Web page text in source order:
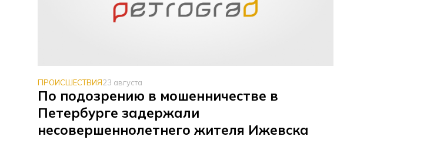
ПРОИСШЕСТВИЯ23 августа
По подозрению в мошенничестве в
Петербурге задержали
несовершеннолетнего жителя Ижевска